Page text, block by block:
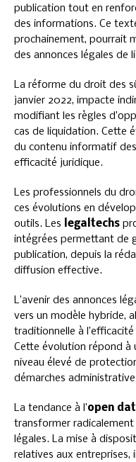
publication tout en
des informations. Ce
prochainement, pourrait
des annonces légales de
La réforme du droit des
janvier 2022, impacte
modifiant les règles
cas de liquidation. Cette
du contenu informatif
efficacité juridique.
Les professionnels du
ces évolutions en
outils. Les
legaltechs
intégrées permettant de
publication, depuis la
diffusion effective.
L’avenir des annonces
vers un modèle hybride,
traditionnelle à
Cette évolution répond à
niveau élevé de
démarches
La tendance à l’open
transformer radicalement
légales. La mise à
relatives aux entreprises,